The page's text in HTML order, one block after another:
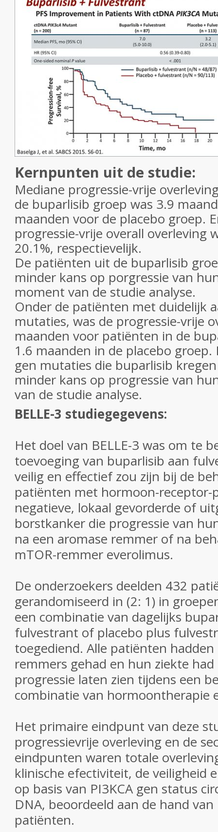
Kernpunten uit de studie:
Mediane progressie-vrije
de buparlisib groep was 3.9
maanden voor de placebo groep.
progressie-vrije overall overleving
20.1%, respectievelijk.
De patiënten uit de buparlisib
minder kans op porgressie van
moment van de studie analyse.
Onder de patiënten met duidelijk
mutaties, was de progressie-vrije
maanden voor patiënten in de
1.6 maanden in de placebo
gen mutaties die buparlisib
minder kans op progressie van
van de studie analyse.
BELLE-3 studiegegevens:
Het doel van BELLE-3 was om te
toevoeging van buparlisib aan
veilig en effectief zou zijn bij de
patiënten met hormoon-receptor-
negatieve, lokaal gevorderde of
borstkanker die progressie van
na een aromase remmer of na
mTOR-remmer everolimus.
De onderzoekers deelden 432
gerandomiseerd in (2: 1) in
een combinatie van dagelijks
fulvestrant of placebo plus
toegediend. Alle patiënten
remmers gehad en hun ziekte
progressie laten zien tijdens een
combinatie van hormoontherapie
Het primaire eindpunt van deze
progressievrije overleving en de
eindpunten waren totale
klinische efectiviteit, de veiligheid
op basis van PI3KCA gen status
DNA, beoordeeld aan de hand
patiënten.